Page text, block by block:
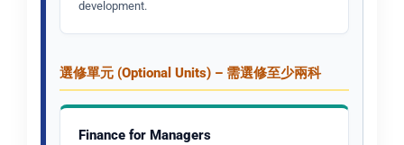
development.
選修單元 (Optional Units) – 需選修至少兩科
Finance for Managers